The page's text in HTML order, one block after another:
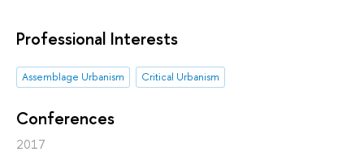
Professional Interests
Assemblage Urbanism Critical Urbanism
Conferences
2017